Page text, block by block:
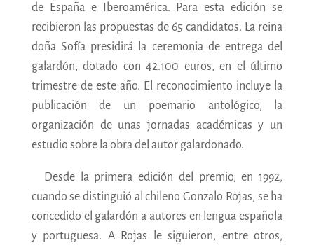
de España e Iberoamérica. Para esta edición se
recibieron las propuestas de 65 candidatos. La reina
doña Sofía presidirá la ceremonia de entrega del
galardón, dotado con 42.100 euros, en el último
trimestre de este año. El reconocimiento incluye la
publicación de un poemario antológico, la
organización de unas jornadas académicas y un
estudio sobre la obra del autor galardonado.
Desde la primera edición del premio, en 1992,
cuando se distinguió al chileno Gonzalo Rojas, se ha
concedido el galardón a autores en lengua española
y portuguesa. A Rojas le siguieron, entre otros,